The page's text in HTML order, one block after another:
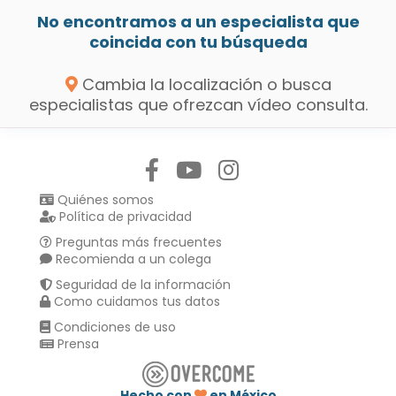
No encontramos a un especialista que
coincida con tu búsqueda
Cambia la localización o busca
especialistas que ofrezcan vídeo consulta.
Quiénes somos
Política de privacidad
Preguntas más frecuentes
Recomienda a un colega
Seguridad de la información
Como cuidamos tus datos
Condiciones de uso
Prensa